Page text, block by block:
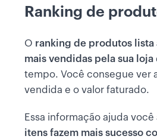
Ranking de
O ranking de produtos lista
mais vendidas pela sua loja
tempo. Você consegue ver
vendida e o valor faturado.
Essa informação ajuda você
itens fazem mais sucesso